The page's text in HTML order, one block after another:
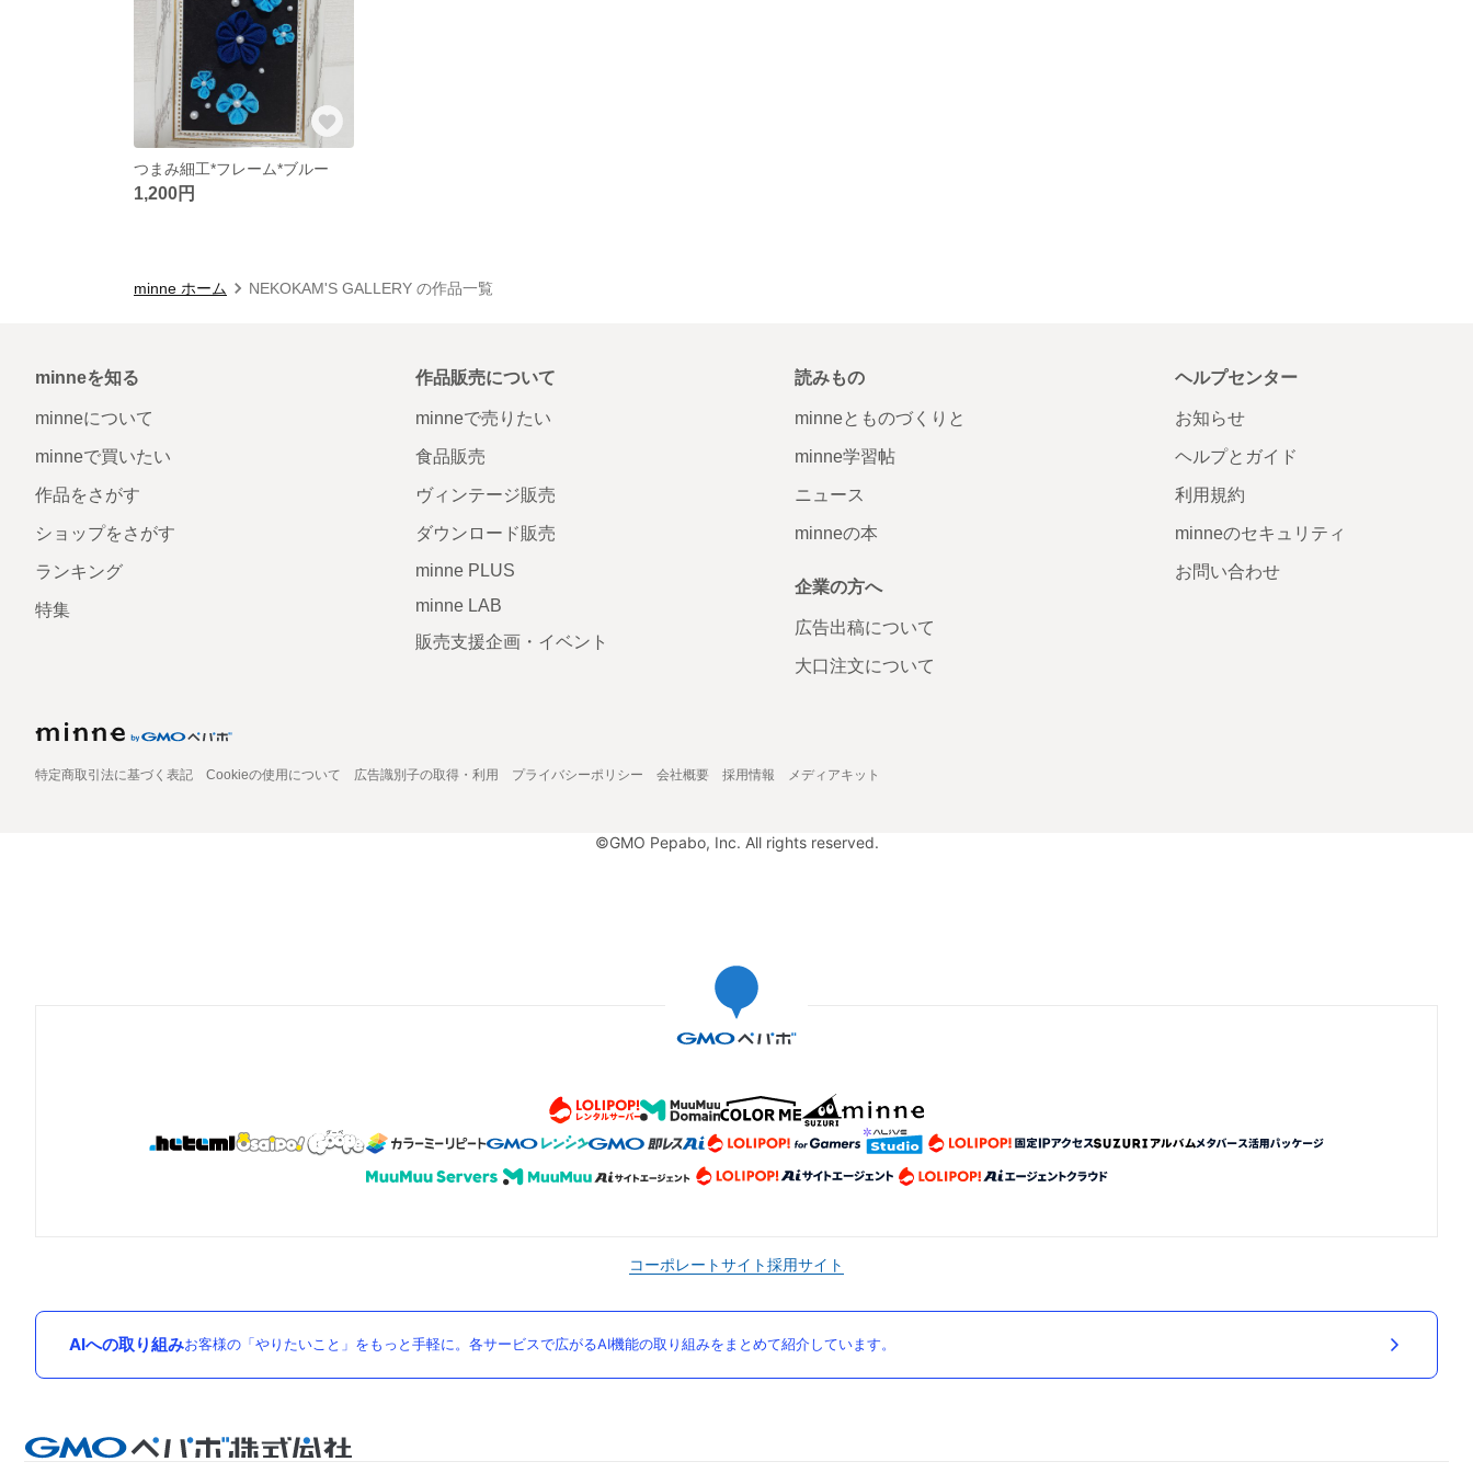
つまみ細工*フレーム*ブルー
1,200円
minne ホーム NEKOKAM'S GALLERY の作品一覧
minneを知る
minneについて
minneで買いたい
作品をさがす
ショップをさがす
ランキング
特集
作品販売について
minneで売りたい
食品販売
ヴィンテージ販売
ダウンロード販売
minne PLUS
minne LAB
販売支援企画・イベント
読みもの
minneとものづくりと
minne学習帖
ニュース
minneの本
企業の方へ
広告出稿について
大口注文について
ヘルプセンター
お知らせ
ヘルプとガイド
利用規約
minneのセキュリティ
お問い合わせ
特定商取引法に基づく表記 Cookieの使用について 広告識別子の取得・利用 プライバシーポリシー 会社概要 採用情報 メディアキット
©GMO Pepabo, Inc. All rights reserved.
コーポレートサイト採用サイト
AIへの取り組みお客様の「やりたいこと」をもっと手軽に。各サービスで広がるAI機能の取り組みをまとめて紹介しています。